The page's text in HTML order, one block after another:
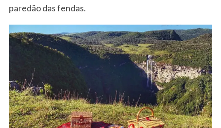
paredão das fendas.